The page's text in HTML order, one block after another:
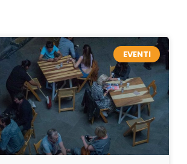
EVENTI